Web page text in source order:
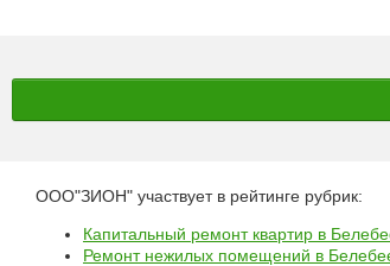
ООО"ЗИОН" участвует в рейтинге рубрик:
Капитальный ремонт квартир в
Ремонт нежилых помещений в